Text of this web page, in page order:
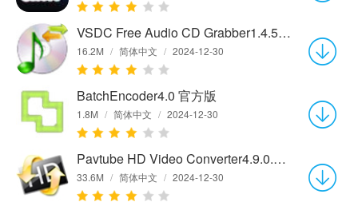
VSDC Free Audio CD Grabber1.4.5.593 官方版
16.2M / 简体中文 / 2024-12-30
BatchEncoder4.0 官方版
1.8M / 简体中文 / 2024-12-30
Pavtube HD Video Converter4.9.0.0 官方版
33.6M / 简体中文 / 2024-12-30